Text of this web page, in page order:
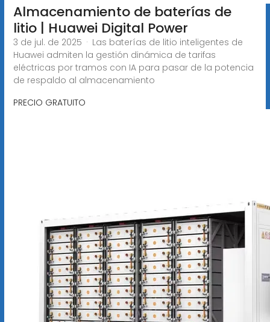
Almacenamiento de baterías de
litio | Huawei Digital Power
3 de jul. de 2025 · Las baterías de litio inteligentes de
Huawei admiten la gestión dinámica de tarifas
eléctricas por tramos con IA para pasar de la potencia
de respaldo al almacenamiento
PRECIO GRATUITO